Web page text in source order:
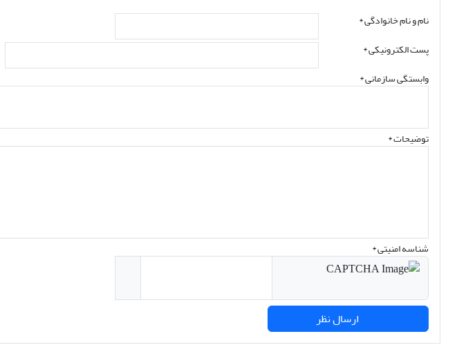
نام و نام خانوادگی*
پست الکترونیکی*
وابستگی سازمانی *
توضیحات *
شناسه امنیتی *